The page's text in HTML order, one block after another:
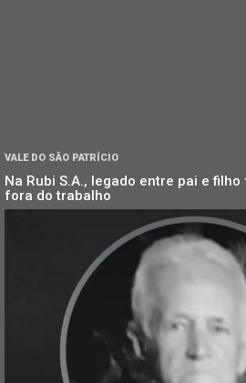
VALE DO SÃO PATRÍCIO
Na Rubi S.A., legado entre pai e
fora do trabalho